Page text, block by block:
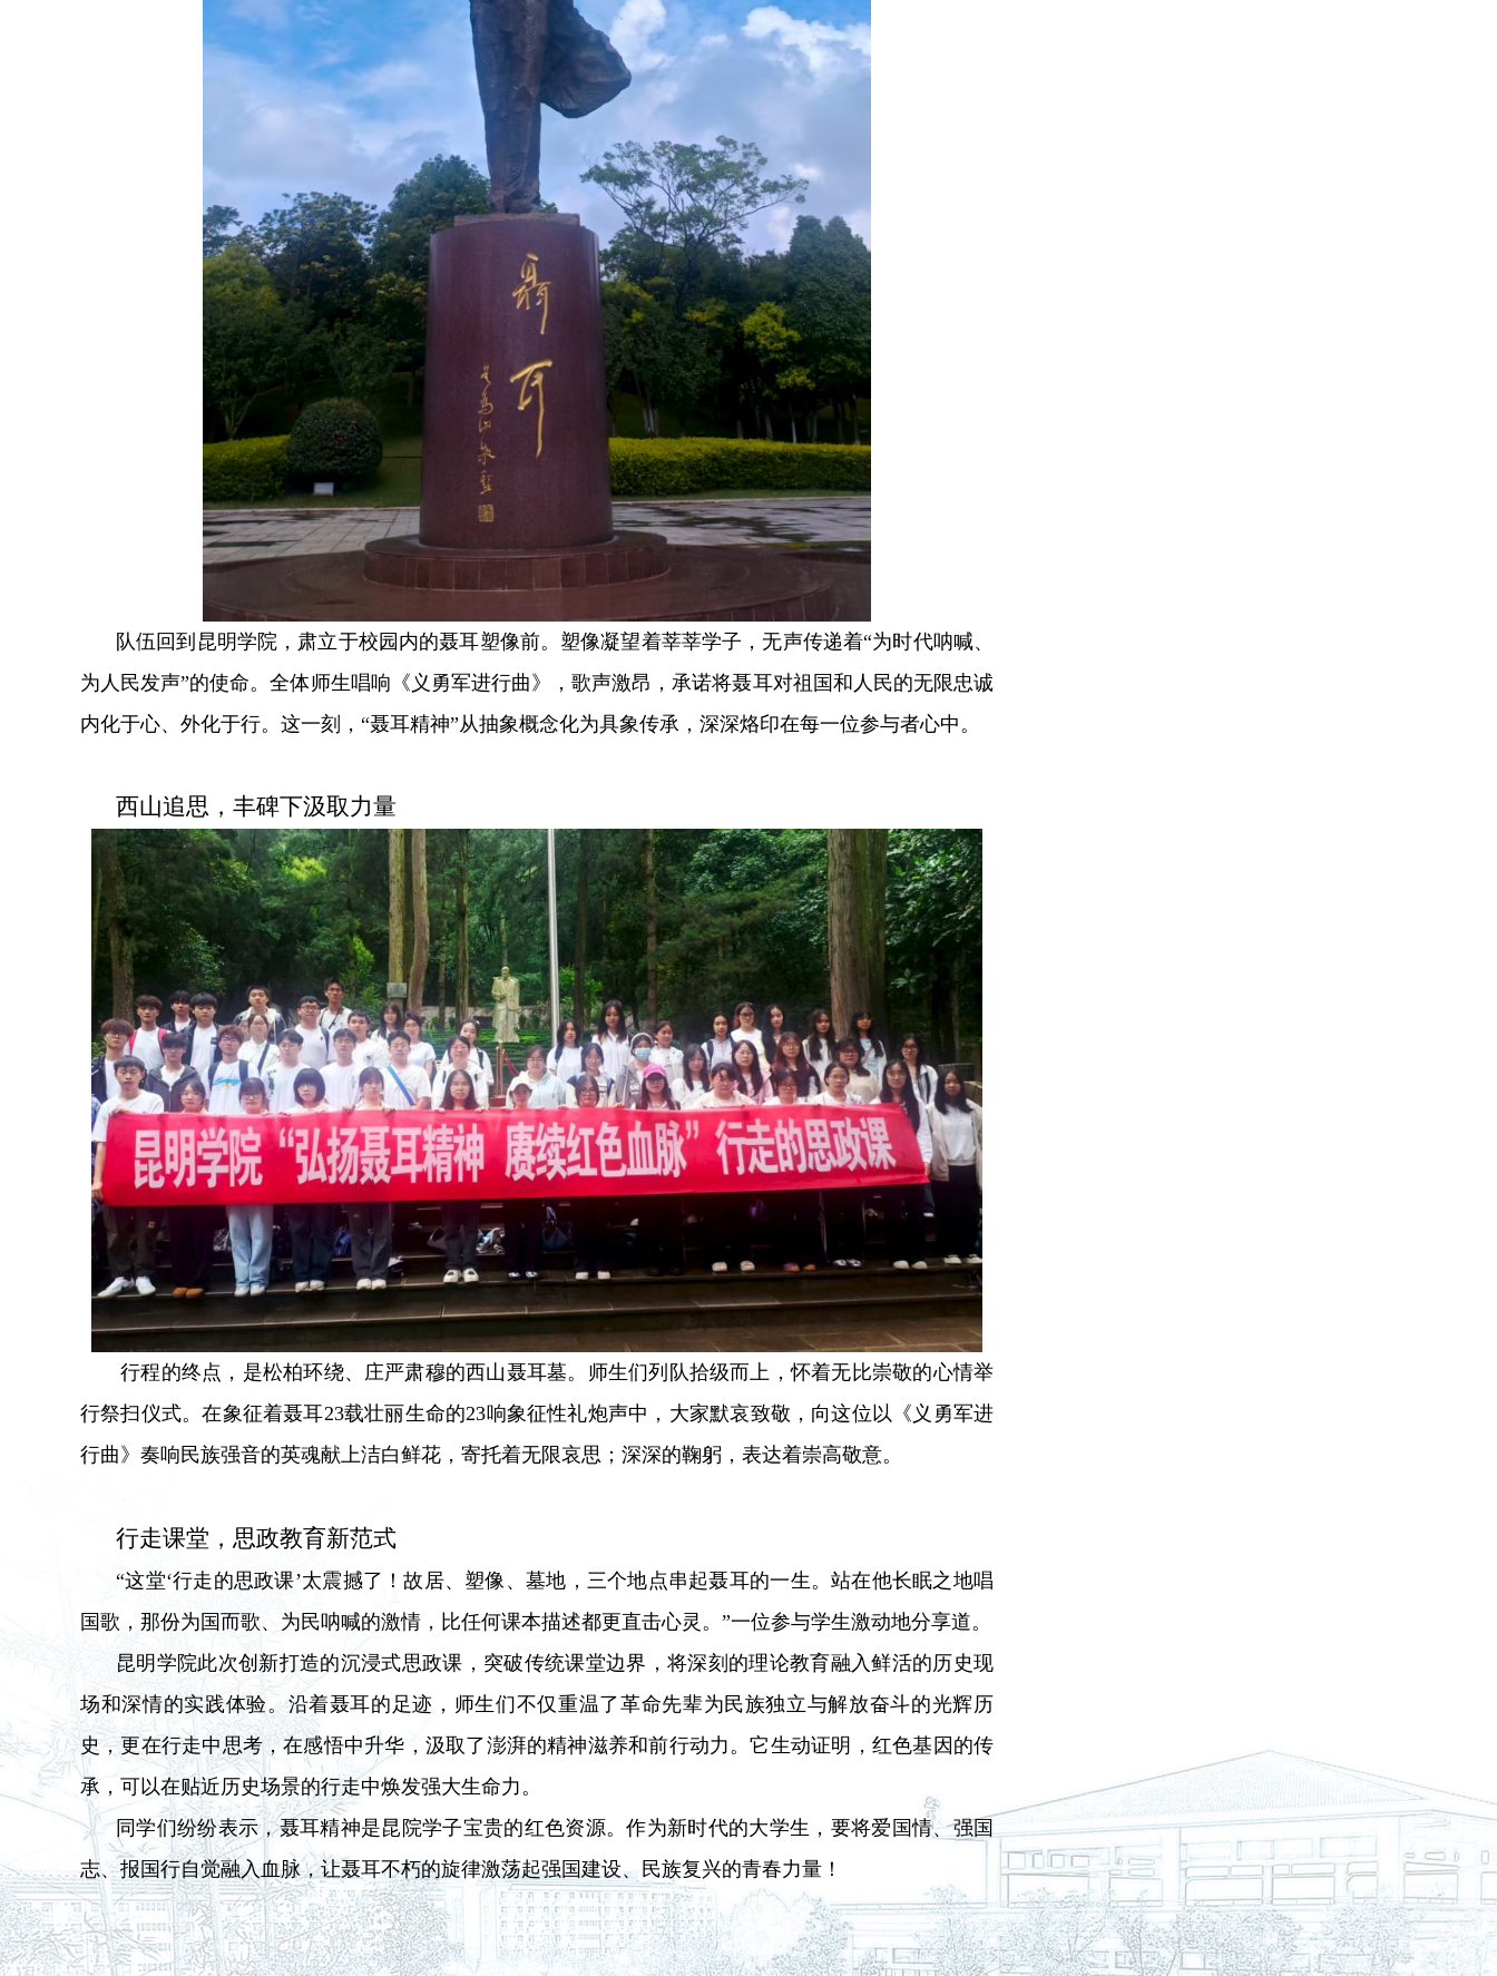
队伍回到昆明学院，肃立于校园内的聂耳塑像前。塑像凝望着莘莘学子，无声传递着“为时代呐喊、
为人民发声”的使命。全体师生唱响《义勇军进行曲》，歌声激昂，承诺将聂耳对祖国和人民的无限忠诚
内化于心、外化于行。这一刻，“聂耳精神”从抽象概念化为具象传承，深深烙印在每一位参与者心中。
西山追思，丰碑下汲取力量
行程的终点，是松柏环绕、庄严肃穆的西山聂耳墓。师生们列队拾级而上，怀着无比崇敬的心情举
行祭扫仪式。在象征着聂耳23载壮丽生命的23响象征性礼炮声中，大家默哀致敬，向这位以《义勇军进
行曲》奏响民族强音的英魂献上洁白鲜花，寄托着无限哀思；深深的鞠躬，表达着崇高敬意。
行走课堂，思政教育新范式
“这堂‘行走的思政课’太震撼了！故居、塑像、墓地，三个地点串起聂耳的一生。站在他长眠之地唱
国歌，那份为国而歌、为民呐喊的激情，比任何课本描述都更直击心灵。”一位参与学生激动地分享道。
昆明学院此次创新打造的沉浸式思政课，突破传统课堂边界，将深刻的理论教育融入鲜活的历史现
场和深情的实践体验。沿着聂耳的足迹，师生们不仅重温了革命先辈为民族独立与解放奋斗的光辉历
史，更在行走中思考，在感悟中升华，汲取了澎湃的精神滋养和前行动力。它生动证明，红色基因的传
承，可以在贴近历史场景的行走中焕发强大生命力。
同学们纷纷表示，聂耳精神是昆院学子宝贵的红色资源。作为新时代的大学生，要将爱国情、强国
志、报国行自觉融入血脉，让聂耳不朽的旋律激荡起强国建设、民族复兴的青春力量！